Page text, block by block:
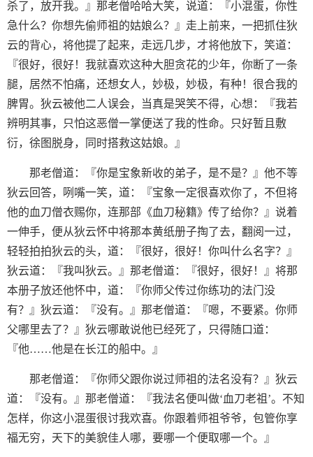
杀了，放开我。』那老僧哈哈大笑，说道：『小混蛋，你性
急什么？你想先偷师祖的姑娘么？』走上前来，一把抓住狄
云的背心，将他提了起来，走远几步，才将他放下，笑道：
『很好，很好！我就喜欢这种大胆贪花的少年，你断了一条
腿，居然不怕痛，还想女人，妙极，妙极，有种！很合我的
脾胃。狄云被他二人误会，当真是哭笑不得，心想：『我若
辨明其事，只怕这恶僧一掌便送了我的性命。只好暂且敷
衍，徐图脱身，同时搭救这姑娘。』
那老僧道：『你是宝象新收的弟子，是不是？』他不等
狄云回答，咧嘴一笑，道：『宝象一定很喜欢你了，不但将
他的血刀僧衣赐你，连那部《血刀秘籍》传了给你？』说着
一伸手，便从狄云怀中将那本黄纸册子掏了去，翻阅一过，
轻轻拍拍狄云的头，道：『很好，很好！你叫什么名字？』
狄云道：『我叫狄云。』那老僧道：『很好，很好！』将那
本册子放还他怀中，道：『你师父传过你练功的法门没
有？』狄云道：『没有。』那老僧道：『嗯，不要紧。你师
父哪里去了？』狄云哪敢说他已经死了，只得随口道：
『他……他是在长江的船中。』
那老僧道：『你师父跟你说过师祖的法名没有？』狄云
道：『没有。』那老僧道：『我法名便叫做‘血刀老祖’。不知
怎样，你这小混蛋很讨我欢喜。你跟着师祖爷爷，包管你享
福无穷，天下的美貌佳人哪，要哪一个便取哪一个。』